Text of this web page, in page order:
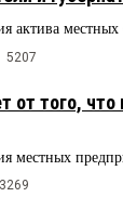
актива местных
5207
от того,
местных
3269